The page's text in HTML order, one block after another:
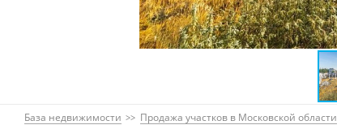
База недвижимости Продажа участков в Московской области